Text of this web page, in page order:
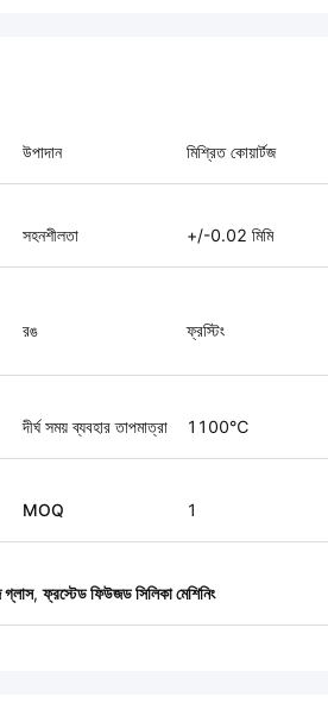
উপাদান মিশ্রিত কোয়ার্টজ
সহনশীলতা +/-0.02 মিমি
রঙ ফ্রস্টিং
দীর্ঘ সময় ব্যবহার তাপমাত্রা 1100℃
MOQ 1
গ্লাস,ফ্রস্টেড ফিউজড সিলিকা মেশিনিং